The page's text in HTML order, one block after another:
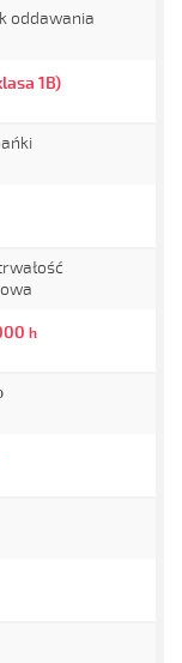
oddawania
1B)
h